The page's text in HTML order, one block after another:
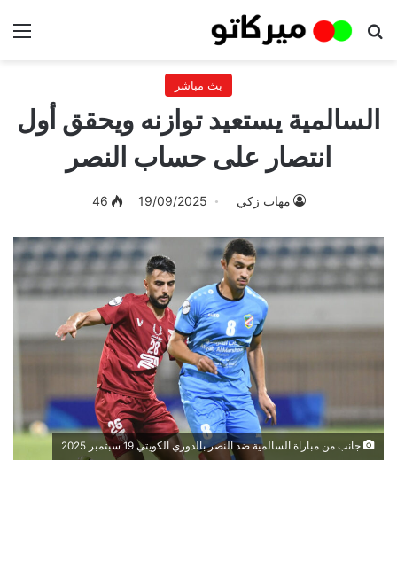
بحث عن
بث مباشر
السالمية يستعيد توازنه ويحقق أول
انتصار على حساب النصر
مهاب زكي 19/09/2025
46
جانب من مباراة السالمية ضد النصر بالدوري الكويتي 19 سبتمبر 2025